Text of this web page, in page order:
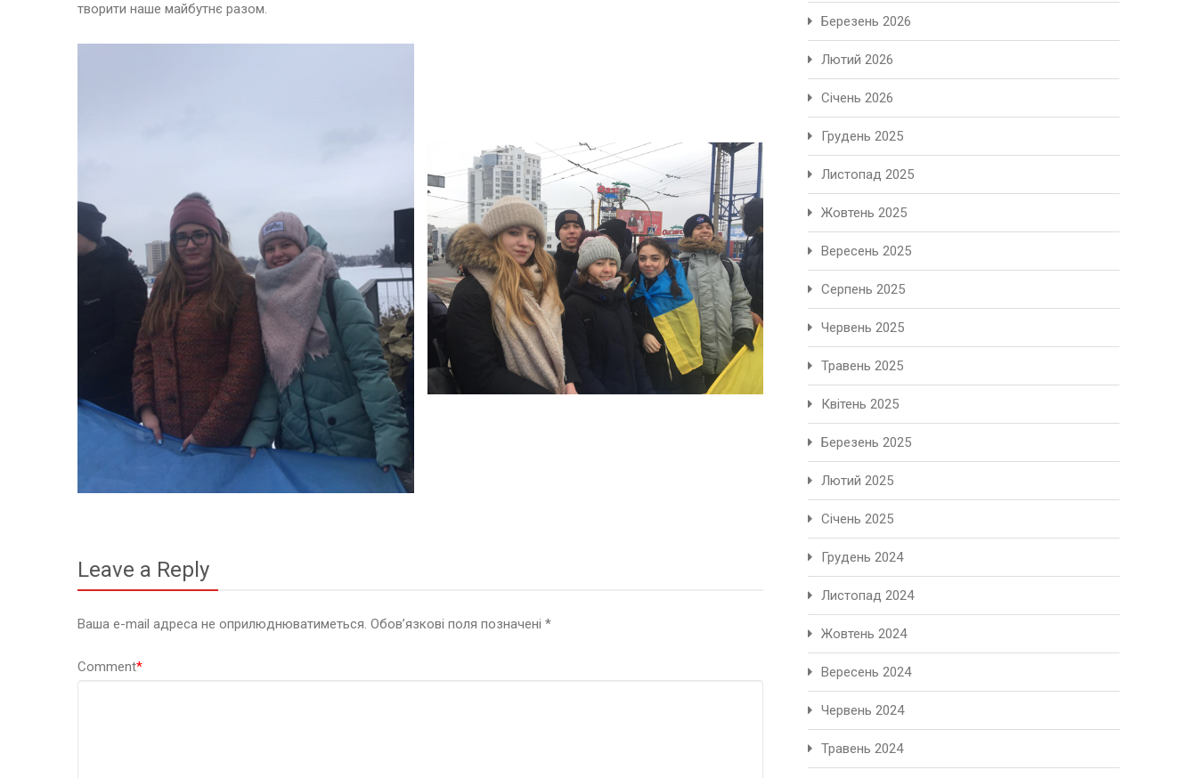
творити наше майбутнє разом.
Leave a Reply
Ваша e-mail адреса не оприлюднюватиметься. Обов’язкові поля позначені *
Comment*
Березень 2026
Лютий 2026
Січень 2026
Грудень 2025
Листопад 2025
Жовтень 2025
Вересень 2025
Серпень 2025
Червень 2025
Травень 2025
Квітень 2025
Березень 2025
Лютий 2025
Січень 2025
Грудень 2024
Листопад 2024
Жовтень 2024
Вересень 2024
Червень 2024
Травень 2024